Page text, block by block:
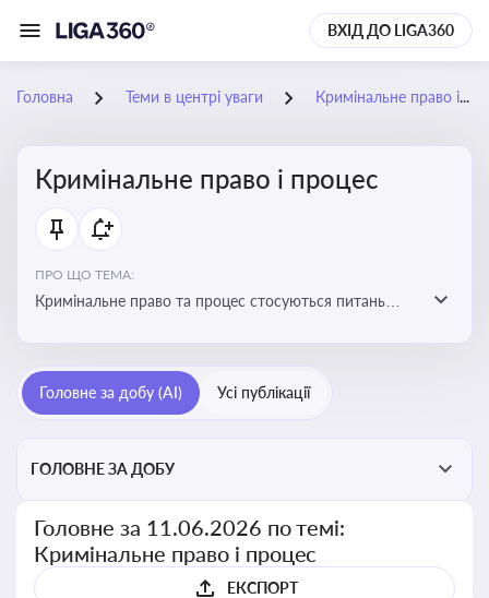
ВХІД ДО LIGA360
Головна Теми в центрі уваги Кримінальне право і процес
Кримінальне право і процес
ПРО ЩО ТЕМА:
Кримінальне право та процес стосуються питань
Головне за добу (AI) Усі публікації
ГОЛОВНЕ ЗА ДОБУ
Головне за 11.06.2026 по темі:
Кримінальне право і процес
ЕКСПОРТ